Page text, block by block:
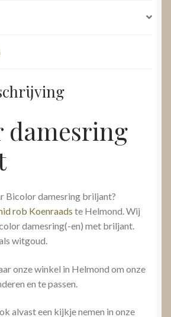
damesring
Bicolor damesring briljant?
rob Koenraads te Helmond. Wij
damesring(-en) met briljant.
witgoud.
onze winkel in Helmond om onze
en te passen.
alvast een kijkje nemen in onze